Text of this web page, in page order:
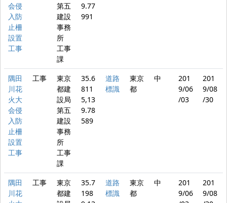
会侵
入防
止柵
設置
工事
第五
建設
事務
所
工事
課
9.77
991
隅田
川花
火大
会侵
入防
止柵
設置
工事
工事
東京
都建
設局
第五
建設
事務
所
工事
課
35.6
811
5,13
9.78
589
道路
標識
東京
都
中
201
9/06
/03
201
9/08
/30
隅田
川花
工事
東京
都建
35.7
198
道路
標識
東京
都
中
201
9/06
201
9/08